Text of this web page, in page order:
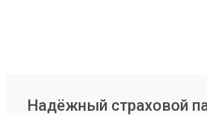
Надёжный страховой